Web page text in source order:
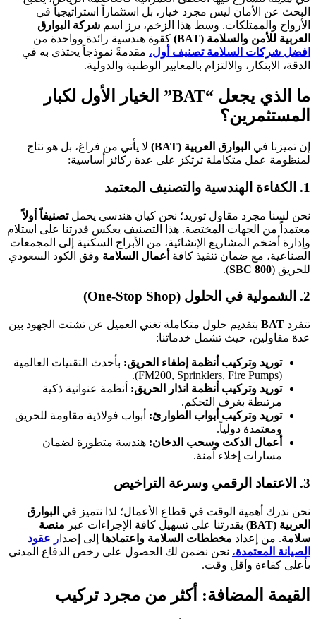
البحث عن الأمان ليس مجرد خيار، بل استثماراً استراتيجياً في
الأرواح والممتلكات. وسط هذا الزخم، برز اسم شركة البوارق
العربية للأمن والسلامة (BAT)
كقوة هندسية رائدة وواحدة من
افضل شركات السلامة تصنيف أول، مقدمةً نموذجاً يحتذى به في
الدقة، الابتكار، والالتزام بالمعايير الوطنية والدولية.
ما الذي يجعل “BAT” الخيار الأول لكبار
المستثمرين؟
إن تميزنا في البوارق العربية (BAT)
لا يأتي من فراغ، بل هو نتاج
لمنظومة عمل متكاملة ترتكز على عدة ركائز أساسية:
1. الكفاءة الهندسية والتصنيف المعتمد
نحن لسنا مجرد مقاول توريد؛ نحن كيان هندسي يحملتصنيفاً أولاً
معتمداً من الجهات المختصة. هذا التصنيف يعكس قدرتنا على استلام
وإدارة أضخم المشاريع الإنشائية، من الأبراج السكنية إلى المجمعات
الصناعية، مع ضمان تنفيذ كافة أعمال السلامة وفق الكود السعودي
للحريق (SBC 800
).
2. الشمولية في الحلول (One-Stop Shop)
تتفرد BAT بتقديم حلول متكاملة تغني العميل عن تشتت الجهود بين
عدة مقاولين، حيث تشمل خدماتنا:
توريد وتركيب أنظمة إطفاء الحريق: بأحدث التقنيات العالمية
(FM200, Sprinklers, Fire Pumps).
توريد وتركيب أنظمة انذار الحريق: أنظمة عنوانية ذكية
مرتبطة بغرف التحكم.
توريد وتركيب أبواب الطوارئ: أبواب فولاذية مقاومة للحريق
ومعتمدة دولياً.
أعمال الدكت وسحب الدخان: هندسة متطورة لضمان
مسارات إخلاء آمنة.
3. الاعتماد الرقمي وسرعة التراخيص
نحن ندرك أهمية الوقت في قطاع الأعمال؛ لذا نتميز في البوارق
العربية (BAT)
بقدرتنا على تسهيل كافة الإجراءات عبر منصة
سلامة. من إعداد مخططات السلامة واعتمادها إلى إصدا ر عقود
الصيانة المعتمدة، نحن نضمن لك الحصول على رخص الدفاع المدني
بأعلى كفاءة وأقل وقت.
القيمة المضافة: أكثر من مجرد تركيب